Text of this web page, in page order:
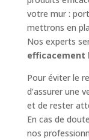
votre mur :
mettrons en
Nos experts
efficacement
Pour éviter le
d’assurer une
et de rester
En cas de
nos